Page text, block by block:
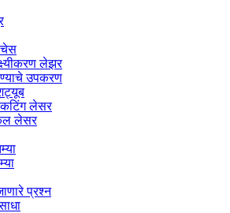
लेझर
उपकरण
कटिंग लेसर
लेसर
प्रश्न